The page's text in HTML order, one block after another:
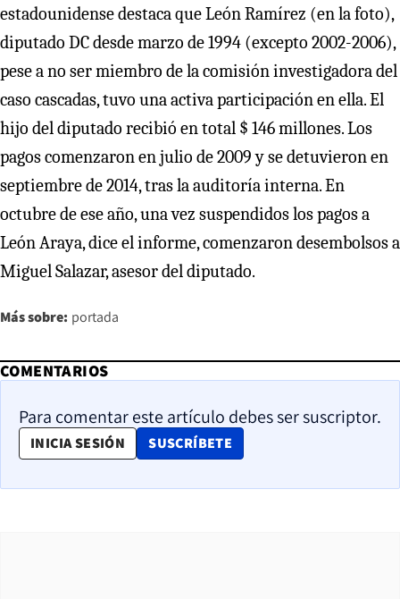
estadounidense destaca que León Ramírez (en la foto),
diputado DC desde marzo de 1994 (excepto 2002-2006),
pese a no ser miembro de la comisión investigadora del
caso cascadas, tuvo una activa participación en ella. El
hijo del diputado recibió en total $ 146 millones. Los
pagos comenzaron en julio de 2009 y se detuvieron en
septiembre de 2014, tras la auditoría interna. En
octubre de ese año, una vez suspendidos los pagos a
León Araya, dice el informe, comenzaron desembolsos a
Miguel Salazar, asesor del diputado.
Más sobre: portada
COMENTARIOS
Para comentar este artículo debes ser suscriptor.
INICIA SESIÓN SUSCRÍBETE
OPENS IN NEW WINDOW